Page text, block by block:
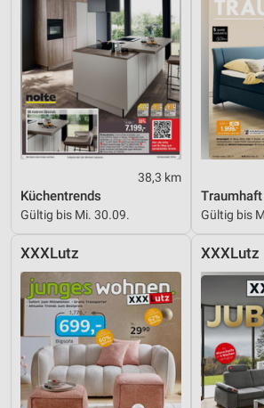
38,3 km
Küchentrends
Gültig bis Mi. 30.09. Gültig bis
XXXLutz XXXLutz